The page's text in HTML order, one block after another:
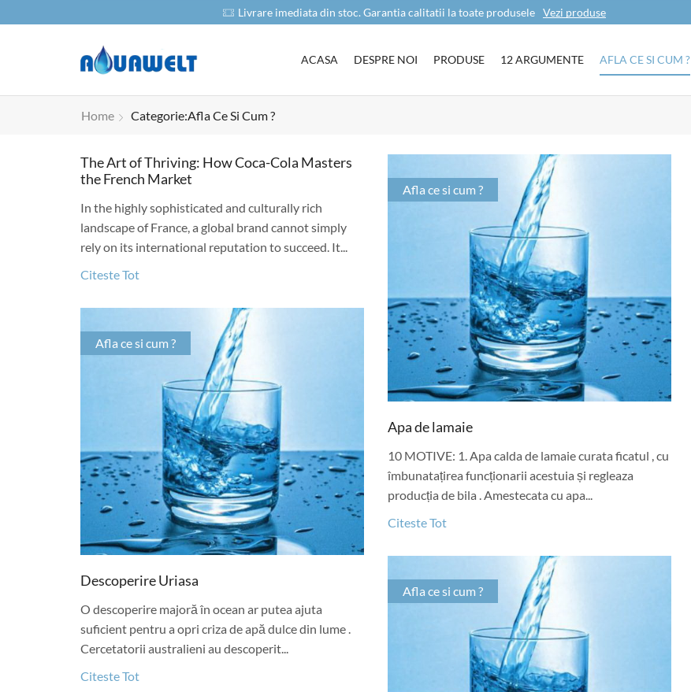
Livrare imediata din stoc. Garantia calitatii la toate produsele Vezi produse
ACASA DESPRE NOI PRODUSE 12 ARGUMENTE AFLA CE SI CUM ?
Home Categorie:Afla Ce Si Cum ?
The Art of Thriving: How Coca-Cola Masters
the French Market
In the highly sophisticated and culturally rich
landscape of France, a global brand cannot simply
rely on its international reputation to succeed. It...
Citeste Tot
Afla ce si cum ?
Apa de lamaie
10 MOTIVE: 1. Apa calda de lamaie curata ficatul , cu
îmbunatațirea funcționarii acestuia și regleaza
producția de bila . Amestecata cu apa...
Citeste Tot
Afla ce si cum ?
Descoperire Uriasa
O descoperire majoră în ocean ar putea ajuta
suficient pentru a opri criza de apă dulce din lume .
Cercetatorii australieni au descoperit...
Citeste Tot
Afla ce si cum ?